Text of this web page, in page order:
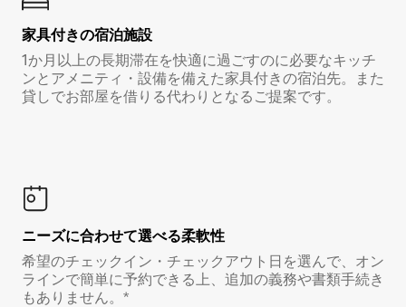
家具付き⁠の宿⁠泊⁠施⁠設
1か月以上の長期滞在を快適に過ごすのに必要なキッチ
ンとアメニティ・設備を備えた家具付きの宿泊先。また
貸しでお部屋を借りる代わりとなるご提案です。
ニーズに合わせて選べる柔軟性
希望のチェックイン・チェックアウト日を選んで、オン
ラインで簡単に予約できる上、追加の義務や書類手続き
もありません。*